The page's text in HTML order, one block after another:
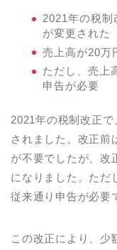
2021年の税制
が変更された
売上高が20万
ただし、売上
申告が必要
2021年の税制改正
されました。改正前
が不要でしたが、改
になりました。ただ
従来通り申告が必要
この改正により、少